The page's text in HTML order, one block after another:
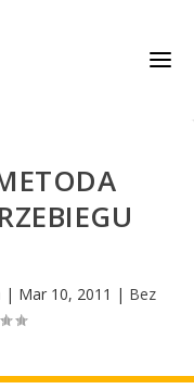
| Mar 10, 2011 | Bez